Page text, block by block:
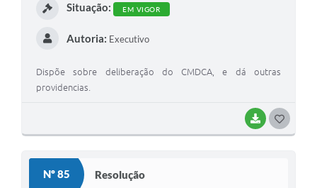
BAIXAR
Situação: EM VIGOR
Autoria: Executivo
Dispõe sobre deliberação do CMDCA, e dá outras
providencias.
Nº 85 Resolução